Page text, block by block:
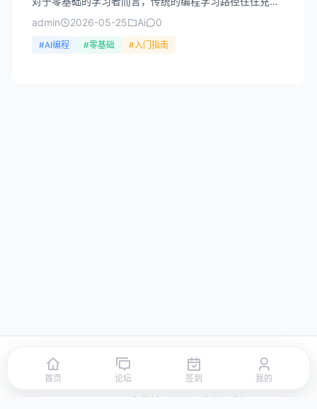
挑战：复杂的语法、冗长的调试过程、以及面对错误信息
admin 2026-05-25 Ai 0
#AI编程 #零基础 #入门指南
首页 签到 积分商城 站点地图
© 2026 LLBBS 乐乐论坛 · 独立开发者阿乐出品
首页 论坛 签到 我的